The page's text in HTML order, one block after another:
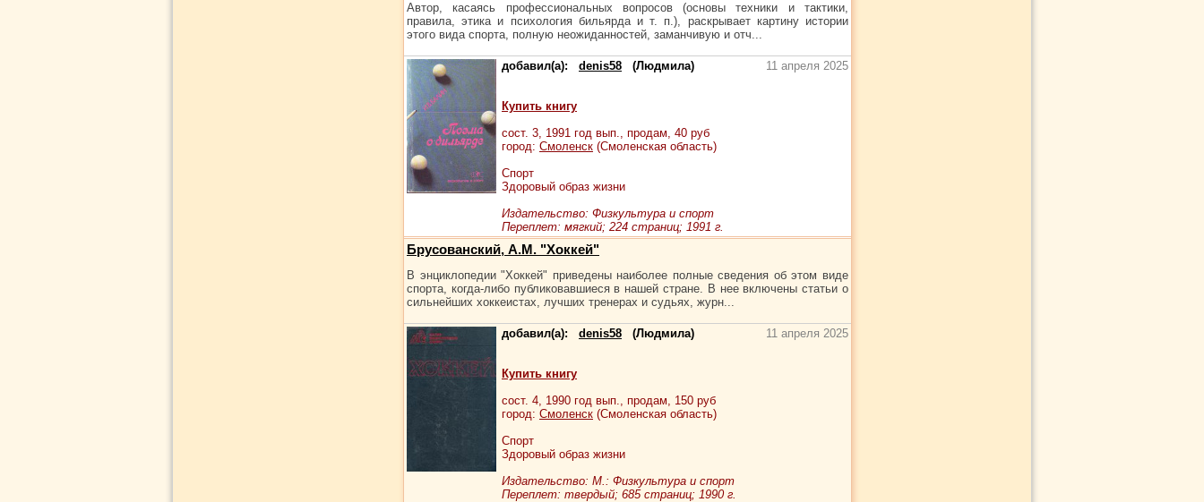
Автор, касаясь профессиональных вопросов (основы техники и тактики,
правила, этика и психология бильярда и т. п.), раскрывает картину истории
этого вида спорта, полную неожиданностей, заманчивую и отч...
добавил(а): denis58 (Людмила) 11 апреля 2025
Купить книгу
сост. 3, 1991 год вып., продам, 40 руб
город: Смоленск (Смоленская область)
Спорт
Здоровый образ жизни
Издательство: Физкультура и спорт
Переплет: мягкий; 224 страниц; 1991 г.
Брусованский, А.М. "Хоккей"
В энциклопедии "Хоккей" приведены наиболее полные сведения об этом виде
спорта, когда-либо публиковавшиеся в нашей стране. В нее включены статьи о
сильнейших хоккеистах, лучших тренерах и судьях, журн...
добавил(а): denis58 (Людмила) 11 апреля 2025
Купить книгу
сост. 4, 1990 год вып., продам, 150 руб
город: Смоленск (Смоленская область)
Спорт
Здоровый образ жизни
Издательство: М.: Физкультура и спорт
Переплет: твердый; 685 страниц; 1990 г.